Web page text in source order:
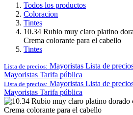
Todos los productos
Coloracion
Tintes
10.34 Rubio muy claro platino
Crema colorante para el cabello
Tintes
Lista de precios: Mayoristas Lista de
Mayoristas Tarifa pública
Lista de precios: Mayoristas Lista de
Mayoristas Tarifa pública